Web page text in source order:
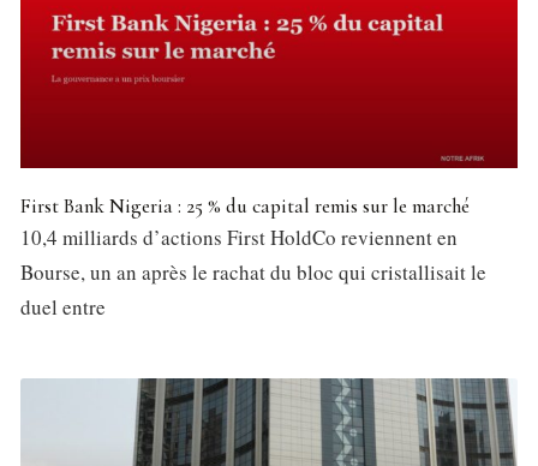
First Bank Nigeria : 25 % du capital remis sur le marché
10,4 milliards d’actions First HoldCo reviennent en
Bourse, un an après le rachat du bloc qui cristallisait le
duel entre